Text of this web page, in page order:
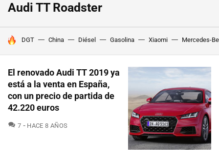
Audi TT Roadster
HOY SE HABLA DE
DGT China Diésel Gasolina Xiaomi Mercedes-
El renovado Audi TT 2019 ya
está a la venta en España,
con un precio de partida de
42.220 euros
7 COMENTARIOS
HACE 8 AÑOS